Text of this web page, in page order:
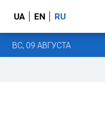
UA EN RU
ВС, 09 АВГУСТА